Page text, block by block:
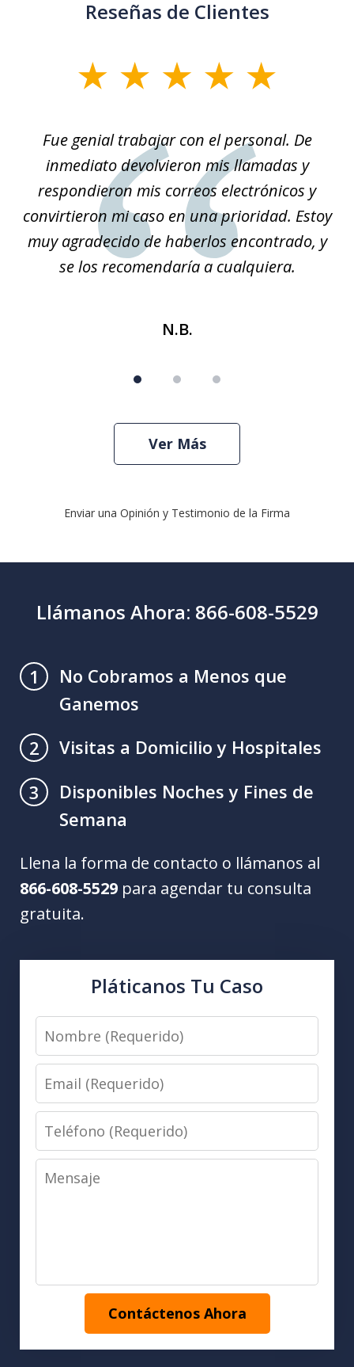
Reseñas de Clientes
Fue genial trabajar con el personal. De
inmediato devolvieron mis llamadas y
respondieron mis correos electrónicos y
convirtieron mi caso en una prioridad. Estoy
muy agradecido de haberlos encontrado, y
se los recomendaría a cualquiera.
N.B.
Ver Más
Enviar una Opinión y Testimonio de la Firma
Llámanos Ahora: 866-608-5529
1
No Cobramos a Menos que
Ganemos
2
Visitas a Domicilio y Hospitales
3
Disponibles Noches y Fines de
Semana
Llena la forma de contacto o llámanos al
866-608-5529 para agendar tu consulta
gratuita.
Pláticanos Tu Caso
Nombre
(Requerido)
Email
(Requerido)
Teléfono
(Requerido)
Mensaje
Contáctenos Ahora